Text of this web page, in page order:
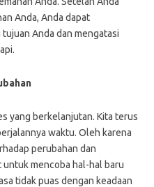
Anda, Anda dapat
Anda dan mengatasi
yang berkelanjutan. Kita terus
waktu. Oleh karena
perubahan dan
mencoba hal-hal baru
tidak puas dengan keadaan